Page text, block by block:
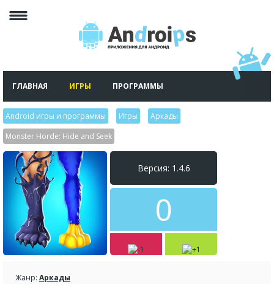
ГЛАВНАЯ ИГРЫ ПРОГРАММЫ
Android игры и программы Игры Аркады
Monster Horde: Hide and Seek
Версия: 1.4.6
0
Жанр: Аркады